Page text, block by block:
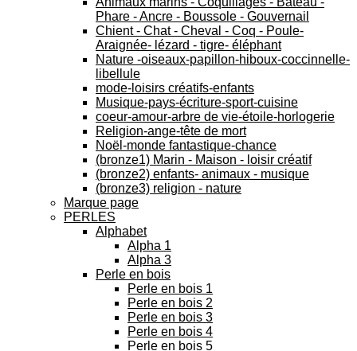
Phare - Ancre - Boussole - Gouvernail
Chient - Chat - Cheval - Coq - Poule-
Araignée- lézard - tigre- éléphant
Nature -oiseaux-papillon-hiboux-coccinnelle-
libellule
mode-loisirs créatifs-enfants
Musique-pays-écriture-sport-cuisine
coeur-amour-arbre de vie-étoile-horlogerie
Religion-ange-tête de mort
Noël-monde fantastique-chance
(bronze1) Marin - Maison - loisir créatif
(bronze2) enfants- animaux - musique
(bronze3) religion - nature
Marque page
PERLES
Alphabet
Alpha 1
Alpha 3
Perle en bois
Perle en bois 1
Perle en bois 2
Perle en bois 3
Perle en bois 4
Perle en bois 5